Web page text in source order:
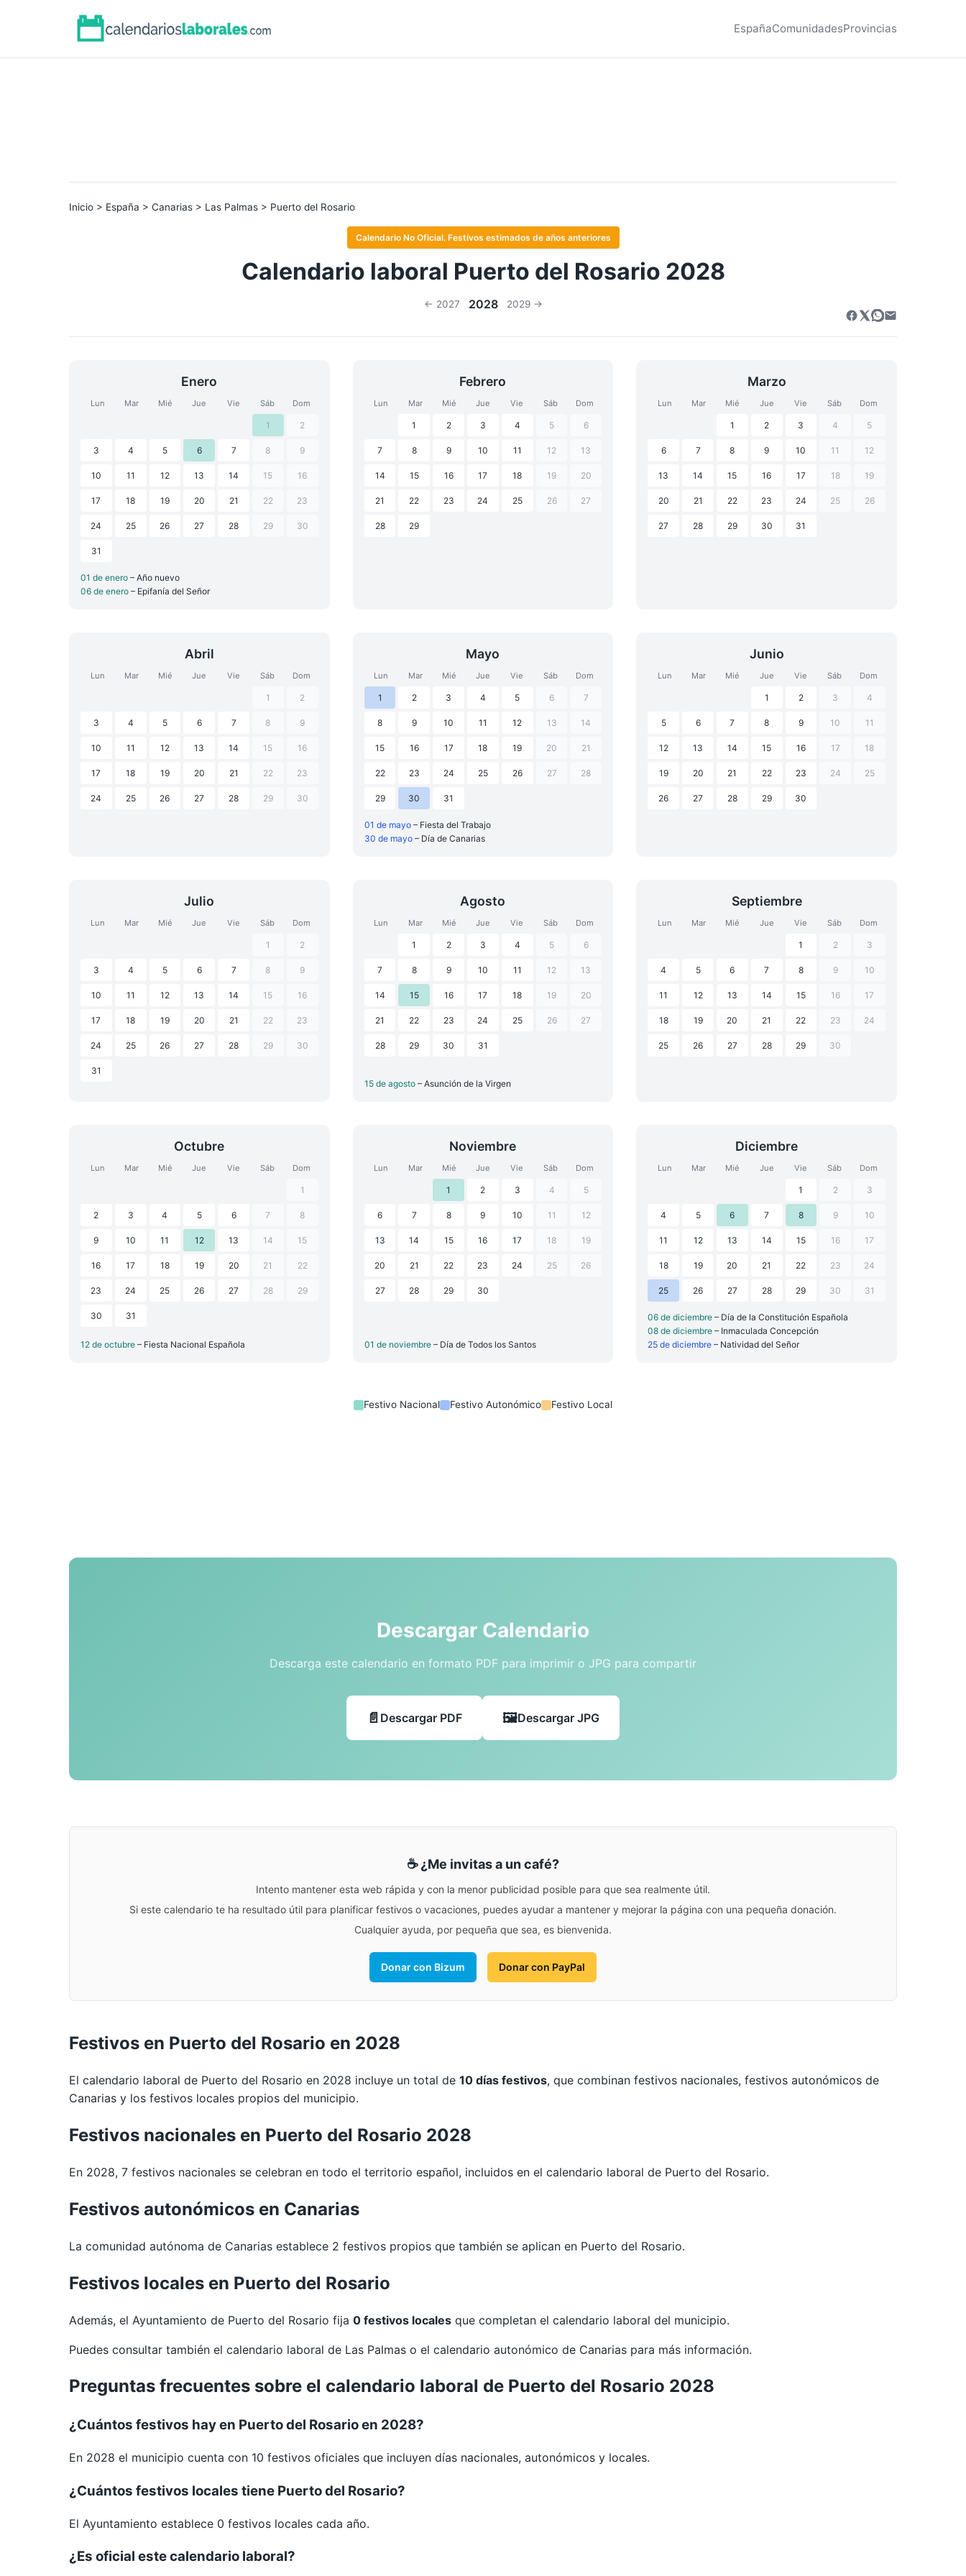
EspañaComunidadesProvincias
Inicio > España > Canarias > Las Palmas > Puerto del Rosario
Calendario No Oficial. Festivos estimados de años anteriores
Calendario laboral Puerto del Rosario 2028
← 2027 2028 2029 →
Enero
Lun Mar Mié Jue Vie Sáb Dom
1 2
3 4 5 6 7 8 9
10 11 12 13 14 15 16
17 18 19 20 21 22 23
24 25 26 27 28 29 30
31
01 de enero – Año nuevo
06 de enero – Epifanía del Señor
Febrero
Lun Mar Mié Jue Vie Sáb Dom
1 2 3 4 5 6
7 8 9 10 11 12 13
14 15 16 17 18 19 20
21 22 23 24 25 26 27
28 29
Marzo
Lun Mar Mié Jue Vie Sáb Dom
1 2 3 4 5
6 7 8 9 10 11 12
13 14 15 16 17 18 19
20 21 22 23 24 25 26
27 28 29 30 31
Abril
Lun Mar Mié Jue Vie Sáb Dom
1 2
3 4 5 6 7 8 9
10 11 12 13 14 15 16
17 18 19 20 21 22 23
24 25 26 27 28 29 30
Mayo
Lun Mar Mié Jue Vie Sáb Dom
1 2 3 4 5 6 7
8 9 10 11 12 13 14
15 16 17 18 19 20 21
22 23 24 25 26 27 28
29 30 31
01 de mayo – Fiesta del Trabajo
30 de mayo – Día de Canarias
Junio
Lun Mar Mié Jue Vie Sáb Dom
1 2 3 4
5 6 7 8 9 10 11
12 13 14 15 16 17 18
19 20 21 22 23 24 25
26 27 28 29 30
Julio
Lun Mar Mié Jue Vie Sáb Dom
1 2
3 4 5 6 7 8 9
10 11 12 13 14 15 16
17 18 19 20 21 22 23
24 25 26 27 28 29 30
31
Agosto
Lun Mar Mié Jue Vie Sáb Dom
1 2 3 4 5 6
7 8 9 10 11 12 13
14 15 16 17 18 19 20
21 22 23 24 25 26 27
28 29 30 31
15 de agosto – Asunción de la Virgen
Septiembre
Lun Mar Mié Jue Vie Sáb Dom
1 2 3
4 5 6 7 8 9 10
11 12 13 14 15 16 17
18 19 20 21 22 23 24
25 26 27 28 29 30
Octubre
Lun Mar Mié Jue Vie Sáb Dom
1
2 3 4 5 6 7 8
9 10 11 12 13 14 15
16 17 18 19 20 21 22
23 24 25 26 27 28 29
30 31
12 de octubre – Fiesta Nacional Española
Noviembre
Lun Mar Mié Jue Vie Sáb Dom
1 2 3 4 5
6 7 8 9 10 11 12
13 14 15 16 17 18 19
20 21 22 23 24 25 26
27 28 29 30
01 de noviembre – Día de Todos los Santos
Diciembre
Lun Mar Mié Jue Vie Sáb Dom
1 2 3
4 5 6 7 8 9 10
11 12 13 14 15 16 17
18 19 20 21 22 23 24
25 26 27 28 29 30 31
06 de diciembre– Día de la Constitución Española
08 de diciembre– Inmaculada Concepción
25 de diciembre– Natividad del Señor
Festivo Nacional Festivo Autonómico Festivo Local
Descargar Calendario
Descarga este calendario en formato PDF para imprimir o JPG para compartir
Descargar PDF Descargar JPG
☕ ¿Me invitas a un café?
Intento mantener esta web rápida y con la menor publicidad posible para que sea realmente útil.
Si este calendario te ha resultado útil para planificar festivos o vacaciones, puedes ayudar a mantener y mejorar la página con una pequeña donación.
Cualquier ayuda, por pequeña que sea, es bienvenida.
Donar con Bizum Donar con PayPal
Festivos en Puerto del Rosario en 2028
El calendario laboral de Puerto del Rosario en 2028 incluye un total de 10 días festivos, que combinan festivos nacionales, festivos autonómicos de
Canarias y los festivos locales propios del municipio.
Festivos nacionales en Puerto del Rosario 2028
En 2028, 7 festivos nacionales se celebran en todo el territorio español, incluidos en el calendario laboral de Puerto del Rosario.
Festivos autonómicos en Canarias
La comunidad autónoma de Canarias establece 2 festivos propios que también se aplican en Puerto del Rosario.
Festivos locales en Puerto del Rosario
Además, el Ayuntamiento de Puerto del Rosario fija 0 festivos locales que completan el calendario laboral del municipio.
Puedes consultar también el calendario laboral de Las Palmas o el calendario autonómico de Canarias para más información.
Preguntas frecuentes sobre el calendario laboral de Puerto del Rosario 2028
¿Cuántos festivos hay en Puerto del Rosario en 2028?
En 2028 el municipio cuenta con 10 festivos oficiales que incluyen días nacionales, autonómicos y locales.
¿Cuántos festivos locales tiene Puerto del Rosario?
El Ayuntamiento establece 0 festivos locales cada año.
¿Es oficial este calendario laboral?